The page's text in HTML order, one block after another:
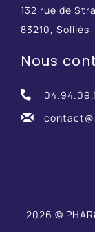
132 rue de
83210,
Nous
2026 ©